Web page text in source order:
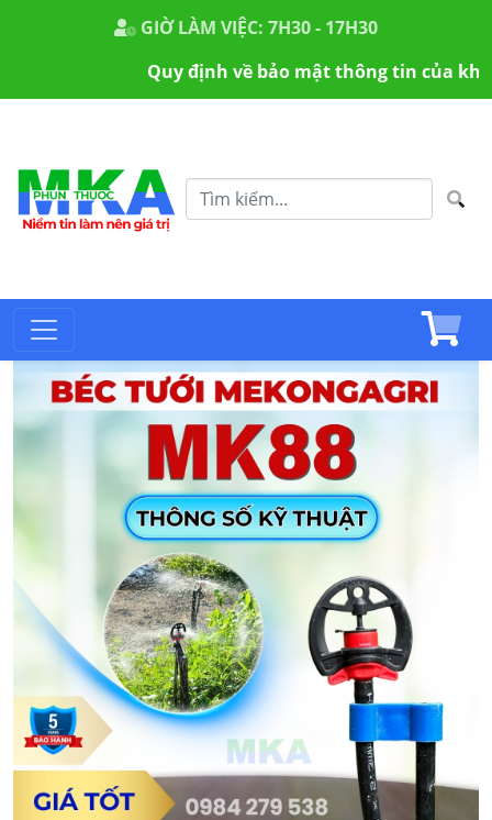
GIỜ LÀM VIỆC: 7H30 - 17H30
Quy định về bảo mật thông tin của khách